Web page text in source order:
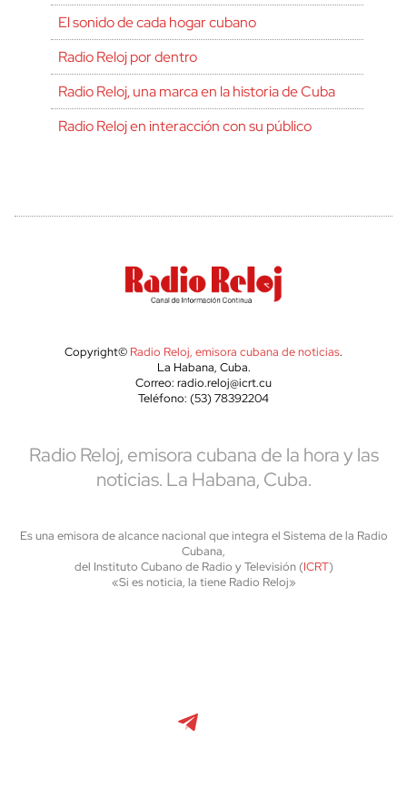
El sonido de cada hogar cubano
Radio Reloj por dentro
Radio Reloj, una marca en la historia de Cuba
Radio Reloj en interacción con su público
Copyright© Radio Reloj, emisora cubana de noticias.
La Habana, Cuba.
Correo: radio.reloj@icrt.cu
Teléfono: (53) 78392204
Radio Reloj, emisora cubana de la hora y las
noticias. La Habana, Cuba.
Es una emisora de alcance nacional que integra el Sistema de la Radio
Cubana,
del Instituto Cubano de Radio y Televisión (ICRT)
«Si es noticia, la tiene Radio Reloj»